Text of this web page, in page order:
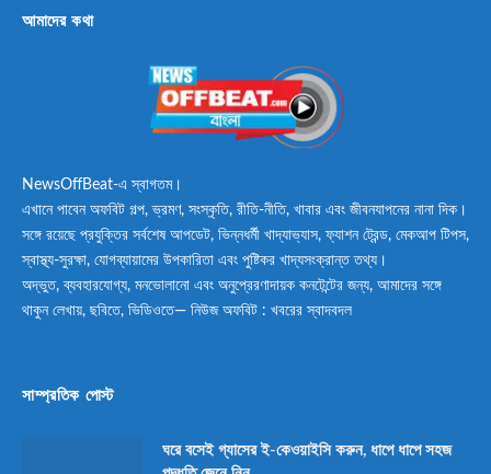
আমাদের কথা
NewsOffBeat-এ স্বাগতম।
এখানে পাবেন অফবিট গল্প, ভ্রমণ, সংস্কৃতি, রীতি-নীতি, খাবার এবং জীবনযাপনের নানা দিক।
সঙ্গে রয়েছে প্রযুক্তির সর্বশেষ আপডেট, ভিন্নধর্মী খাদ্যাভ্যাস, ফ্যাশন ট্রেন্ড, মেকআপ টিপস,
স্বাস্থ্য-সুরক্ষা, যোগব্যায়ামের উপকারিতা এবং পুষ্টিকর খাদ্যসংক্রান্ত তথ্য।
অদ্ভুত, ব্যবহারযোগ্য, মনভোলানো এবং অনুপ্রেরণাদায়ক কনটেন্টের জন্য, আমাদের সঙ্গে
থাকুন লেখায়, ছবিতে, ভিডিওতে— নিউজ অফবিট : খবরের স্বাদবদল
সাম্প্রতিক পোস্ট
ঘরে বসেই গ্যাসের ই-কেওয়াইসি করুন, ধাপে ধাপে সহজ